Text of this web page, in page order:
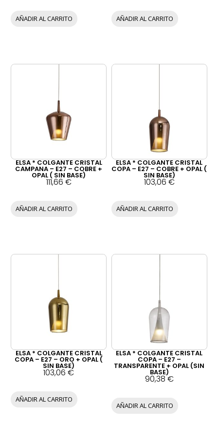
AÑADIR AL CARRITO AÑADIR AL CARRITO
ELSA * COLGANTE CRISTAL
CAMPANA – E27 – COBRE +
OPAL ( SIN BASE)
111,66 €
AÑADIR AL CARRITO
ELSA * COLGANTE CRISTAL
COPA – E27 – COBRE + OPAL (
SIN BASE)
103,06 €
AÑADIR AL CARRITO
ELSA * COLGANTE CRISTAL
COPA – E27 – ORO + OPAL (
SIN BASE)
103,06€
AÑADIR AL CARRITO
ELSA * COLGANTE CRISTAL
COPA – E27 –
TRANSPARENTE + OPAL (SIN
BASE)
90,38€
AÑADIR AL CARRITO